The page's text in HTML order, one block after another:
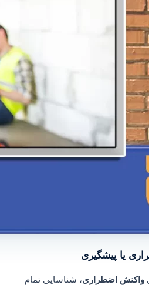
واکنش اضطراری، شناسایی تمام